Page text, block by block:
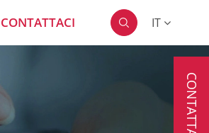
CONTATTACI  IT
CONTATTACI